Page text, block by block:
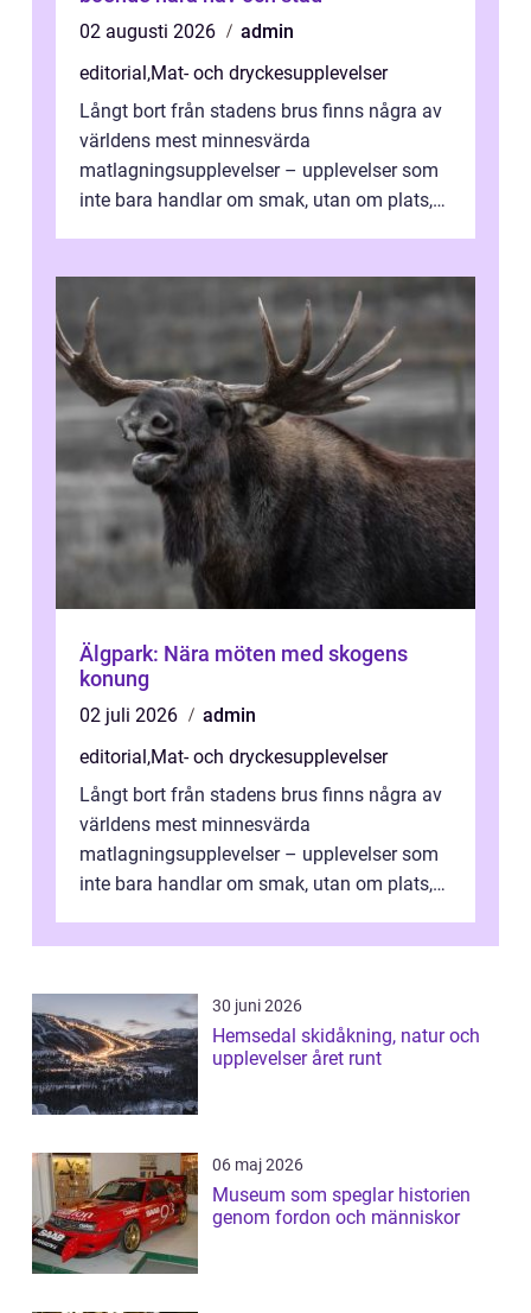
02 augusti 2026
admin
editorial,Mat- och dryckesupplevelser
Långt bort från stadens brus finns några av
världens mest minnesvärda
matlagningsupplevelser – upplevelser som
inte bara handlar om smak, utan om plats,
Älgpark: Nära möten med skogens
konung
02 juli 2026
admin
editorial,Mat- och dryckesupplevelser
Långt bort från stadens brus finns några av
världens mest minnesvärda
matlagningsupplevelser – upplevelser som
inte bara handlar om smak, utan om plats,
30 juni 2026
Hemsedal skidåkning, natur och
upplevelser året runt
06 maj 2026
Museum som speglar historien
genom fordon och människor